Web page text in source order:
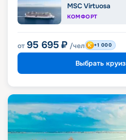
MSC Virtuosa
КОМФОРТ
от 95 695 ₽ /чел +1 000
Выбрать круиз